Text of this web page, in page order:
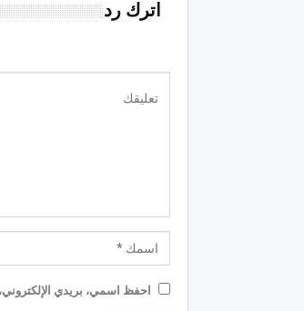
اترك رد
احفظ اسمي، بريدي